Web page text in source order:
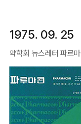
1975. 09. 25
약학회 뉴스레터 파르